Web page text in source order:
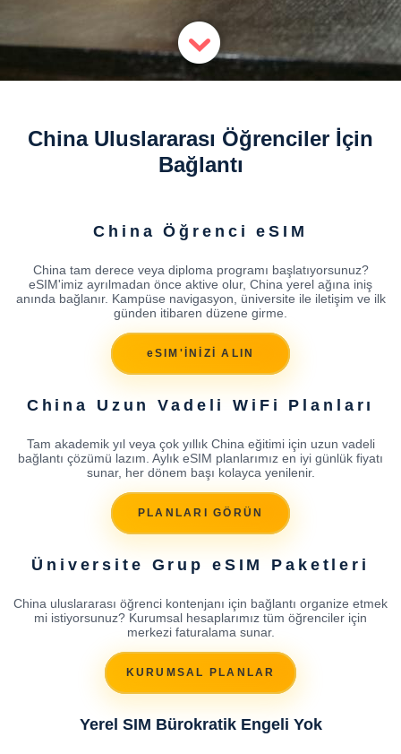
China Uluslararası Öğrenciler İçin
Bağlantı
China Öğrenci eSIM
China tam derece veya diploma programı başlatıyorsunuz?
eSIM'imiz ayrılmadan önce aktive olur, China yerel ağına iniş
anında bağlanır. Kampüse navigasyon, üniversite ile iletişim ve ilk
günden itibaren düzene girme.
eSIM'İNİZİ ALIN
China Uzun Vadeli WiFi Planları
Tam akademik yıl veya çok yıllık China eğitimi için uzun vadeli
bağlantı çözümü lazım. Aylık eSIM planlarımız en iyi günlük fiyatı
sunar, her dönem başı kolayca yenilenir.
PLANLARI GÖRÜN
Üniversite Grup eSIM Paketleri
China uluslararası öğrenci kontenjanı için bağlantı organize etmek
mi istiyorsunuz? Kurumsal hesaplarımız tüm öğrenciler için
merkezi faturalama sunar.
KURUMSAL PLANLAR
Yerel SIM Bürokratik Engeli Yok